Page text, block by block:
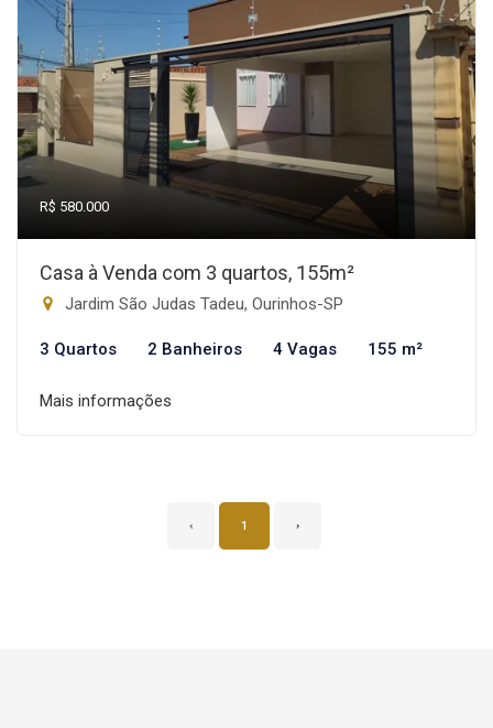
R$ 580.000
Casa à Venda com 3 quartos, 155m²
Jardim São Judas Tadeu, Ourinhos-SP
3 Quartos 2 Banheiros 4 Vagas 155 m²
Mais informações
‹ 1 ›